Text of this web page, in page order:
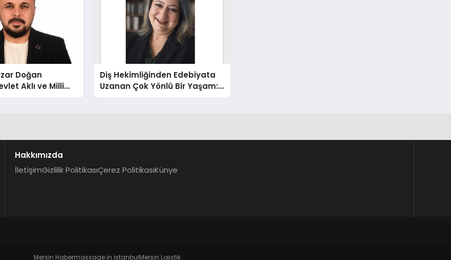
Doğan
Aklı ve Milli
Şeyin Üzerindedir”
Diş Hekimliğinden Edebiyata
Uzanan Çok Yönlü Bir Yaşam:
Yeşim Şahin Yaman
Hakkımızda
İletişimGizlilik PolitikasıÇerez PolitikasıKünye
Mersin Habermassage in istanbulMersin Lojistik